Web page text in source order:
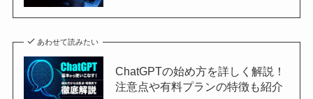
あわせて読みたい
ChatGPTの始め方を詳しく解説！
注意点や有料プランの特徴も紹介